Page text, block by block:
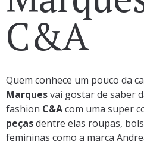
C&A
Quem conhece um pouco da
Marquesvai gostar de saber
fashion C&Acom uma super
peçasdentre elas roupas,
femininas como a marca